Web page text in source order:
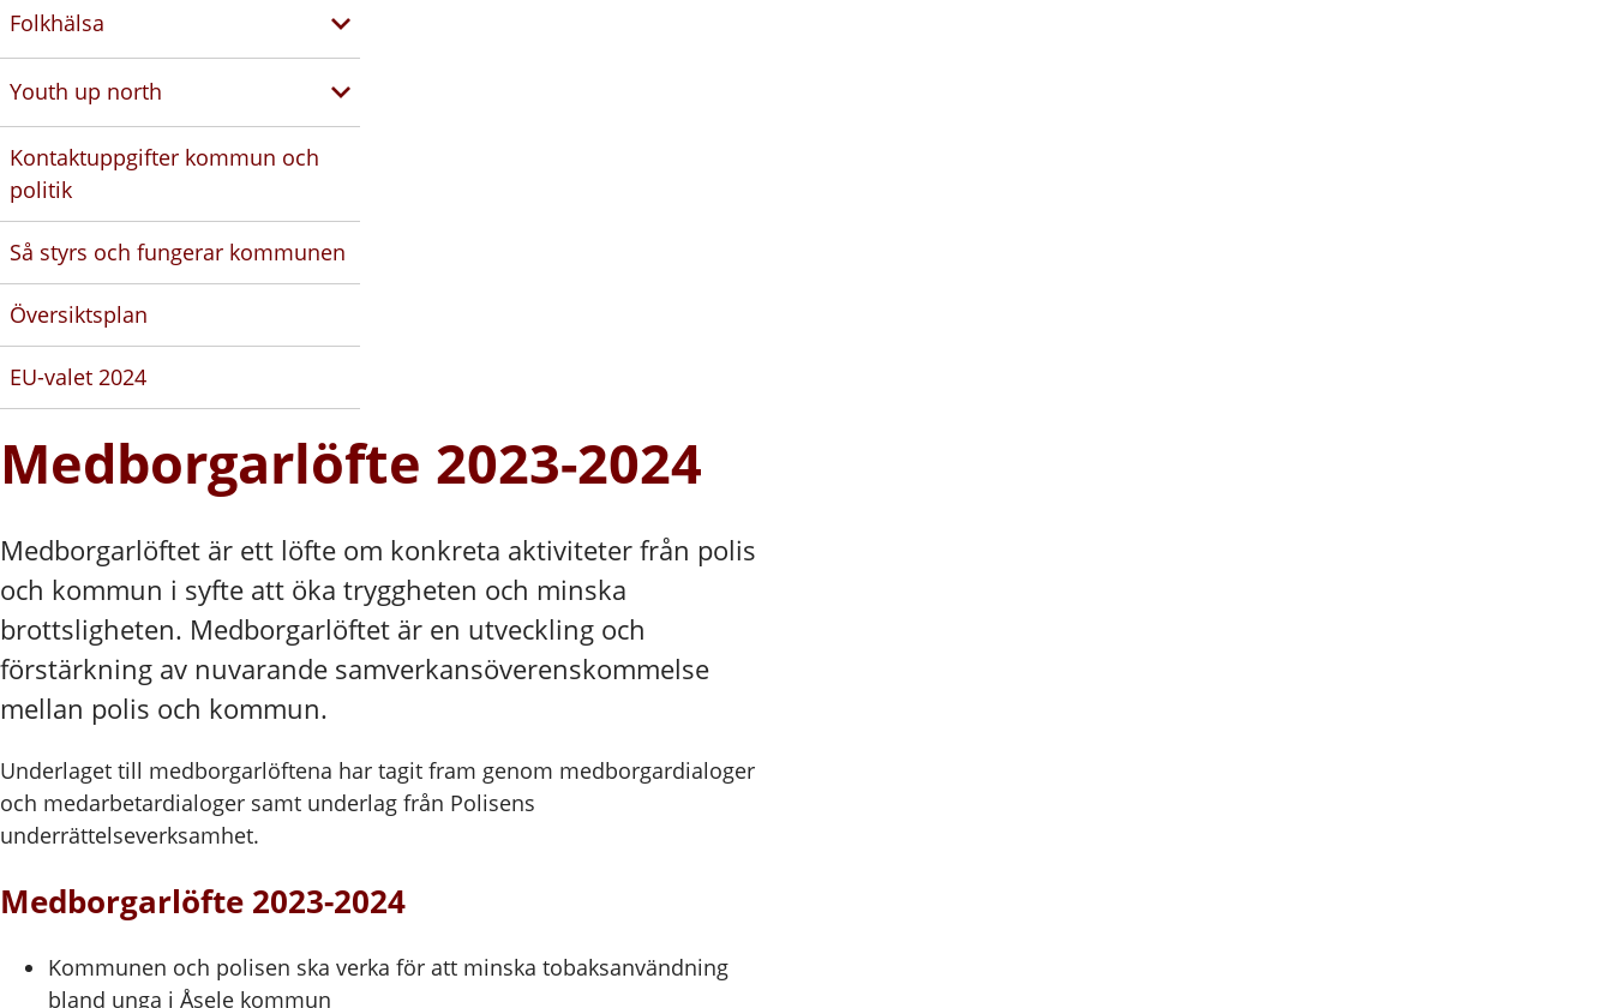
Folkhälsa
Youth up north
Kontaktuppgifter kommun och
politik
Så styrs och fungerar kommunen
Översiktsplan
EU-valet 2024
Medborgarlöfte 2023-2024
Medborgarlöftet är ett löfte om konkreta aktiviteter från polis
och kommun i syfte att öka tryggheten och minska
brottsligheten. Medborgarlöftet är en utveckling och
förstärkning av nuvarande samverkansöverenskommelse
mellan polis och kommun.
Underlaget till medborgarlöftena har tagit fram genom medborgardialoger
och medarbetardialoger samt underlag från Polisens
underrättelseverksamhet.
Medborgarlöfte 2023-2024
Kommunen och polisen ska verka för att minska tobaksanvändning
bland unga i Åsele kommun